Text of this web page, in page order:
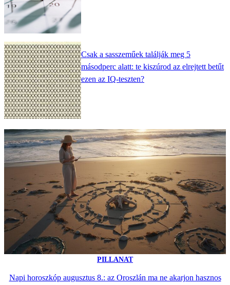
Csak a sasszeműek találják meg 5
másodperc alatt: te kiszúrod az elrejtett betűt
ezen az IQ-teszten?
PILLANAT
Napi horoszkóp augusztus 8.: az Oroszlán ma ne akarjon hasznos